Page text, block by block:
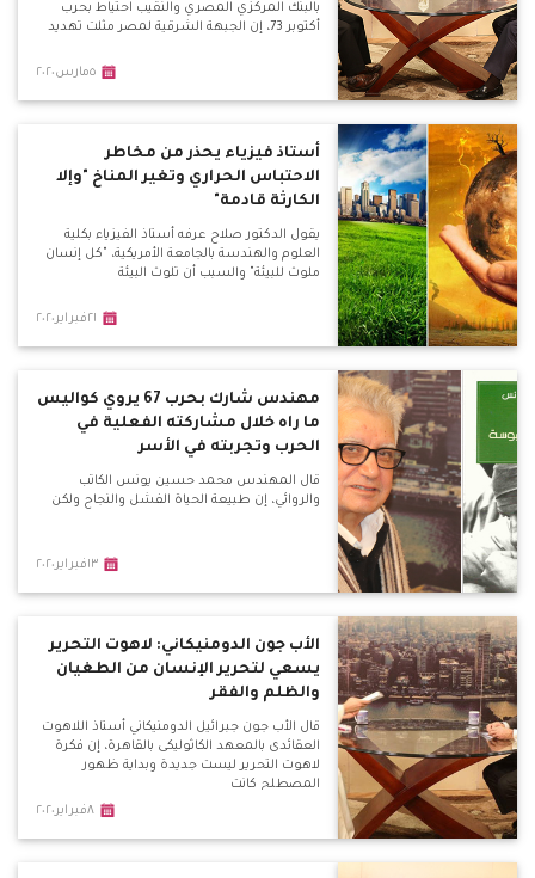
بالبنك المركزي المصري والنقيب احتياط بحرب
أكتوبر 73، إن الجبهة الشرقية لمصر مثلت تهديد
٥مارس٢٠٢٠
أستاذ فيزياء يحذر من مخاطر
الاحتباس الحراري وتغير المناخ "وإلا
الكارثة قادمة"
يقول الدكتور صلاح عرفه أستاذ الفيزياء بكلية
العلوم والهندسة بالجامعة الأمريكية، "كل إنسان
ملوث للبيئة" والسبب أن تلوث البيئة
٢١فبراير٢٠٢٠
مهندس شارك بحرب 67 يروي كواليس
ما راه خلال مشاركته الفعلية في
الحرب وتجربته في الأسر
قال المهندس محمد حسين يونس الكاتب
والروائي، إن طبيعة الحياة الفشل والنجاح ولكن
١٣فبراير٢٠٢٠
الأب جون الدومنيكاني: لاهوت التحرير
يسعي لتحرير الإنسان من الطغيان
والظلم والفقر
قال الأب جون جبرائيل الدومنيكاني أستاذ اللاهوت
العقائدى بالمعهد الكاثوليكى بالقاهرة، إن فكرة
لاهوت التحرير ليست جديدة وبداية ظهور
المصطلح كانت
٨فبراير٢٠٢٠